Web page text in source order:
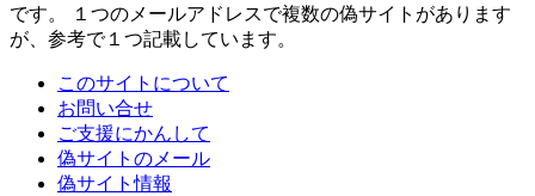
です。 １つのメールアドレスで複数の偽サイトがあります
が、参考で１つ記載しています。
このサイトについて
お問い合せ
ご支援にかんして
偽サイトのメール
偽サイト情報